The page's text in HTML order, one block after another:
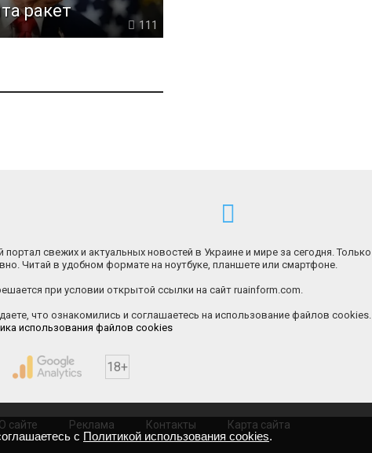
ракет
111
свежих и актуальных новостей в Украине и мире за сегодня. Только
Читай в удобном формате на ноутбуке, планшете или смартфоне.
при условии открытой ссылки на сайт ruainform.com.
что ознакомились и соглашаетесь на использование файлов cookies.
использования файлов cookies
18+
О сайте Реклама Контакты Карта сайта
с Политикой использования cookies.